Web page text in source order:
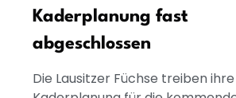
Kaderplanung fast
abgeschlossen
Die Lausitzer Füchse treiben ihre